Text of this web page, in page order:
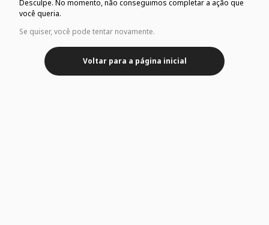
Desculpe. No momento, não conseguimos completar a ação que
você queria.
Se quiser, você pode tentar novamente.
Voltar para a página inicial